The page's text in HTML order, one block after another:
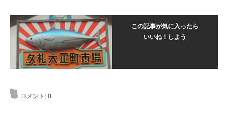
この記事が気に入ったら
いいね！しよう
コメント: 0